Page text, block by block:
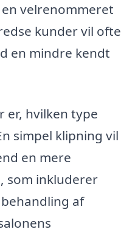
velrenommeret
kunder vil ofte
en mindre kendt
er, hvilken type
simpel klipning vil
en mere
som inkluderer
af